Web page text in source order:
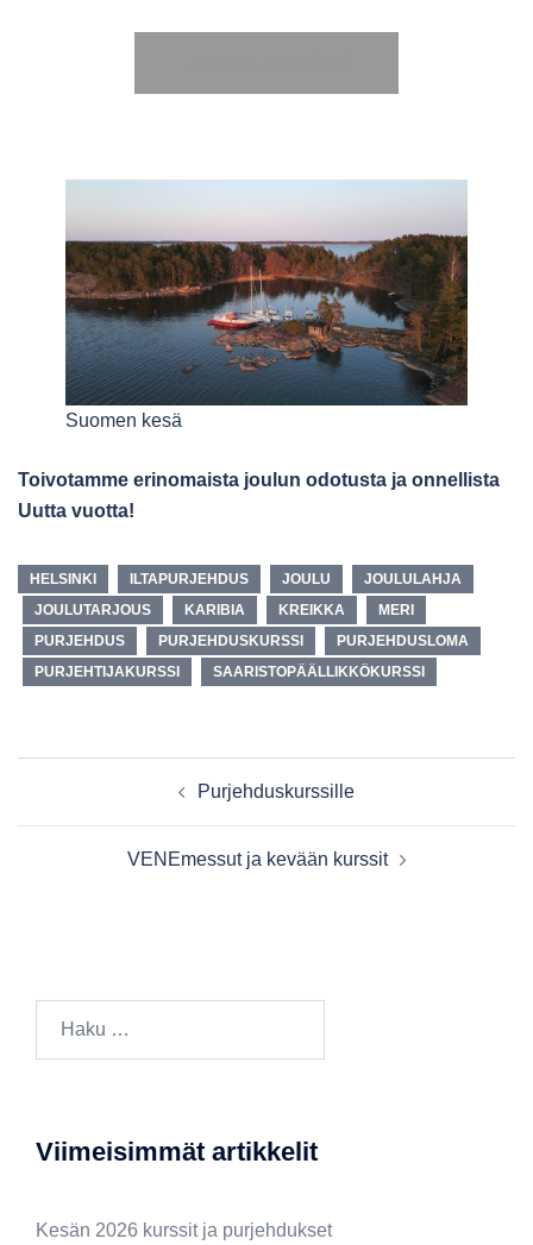
Suomen kesä
Toivotamme erinomaista joulun odotusta ja onnellista
Uutta vuotta!
HELSINKI ILTAPURJEHDUS JOULU
JOULULAHJA
JOULUTARJOUS
KARIBIA KREIKKA
MERI
PURJEHDUS
PURJEHDUSKURSSI
PURJEHDUSLOMA
PURJEHTIJAKURSSI
SAARISTOPÄÄLLIKKÖKURSSI
Purjehduskurssille
VENEmessut ja kevään kurssit
Viimeisimmät artikkelit
Kesän 2026 kurssit ja purjehdukset